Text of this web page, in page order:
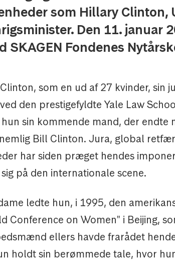
som Hillary Clinton,
Den 11. januar
SKAGEN Fondenes
som en ud af 27 kvinder, sin
den prestigefyldte Yale Law
sin kommende mand, der endte
Bill Clinton. Jura, global
har siden præget hendes
på den internationale scene.
ledte hun, i 1995, den
Conference on Women" i Beijing,
ellers havde frarådet
holdt sin berømmede tale, hvor